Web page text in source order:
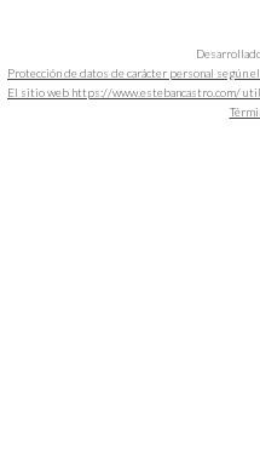
Protección de datos de carácter personal según
El sitio web https://www.estebancastro.com/